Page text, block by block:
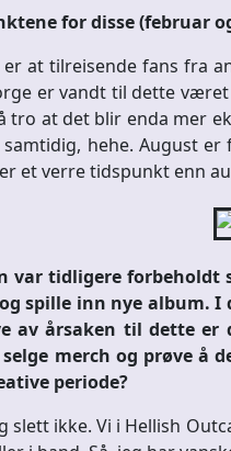
for disse (februar
er at tilreisende fans fra
er vandt til dette
tro at det blir enda mer
hehe. August
et verre tidspunkt enn
var tidligere
spille inn nye album. I
av årsaken til dette er
merch og prøve å
periode?
slett ikke. Vi i Hellish